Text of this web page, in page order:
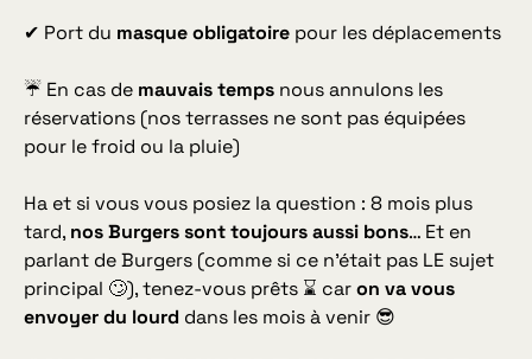
✔ Port du masque obligatoirepour les déplacements
☔ En cas de mauvais tempsnous annulons les
réservations (nos terrasses ne sont pas équipées
pour le froid ou la pluie)
Ha et si vous vous posiez la question : 8 mois plus
tard, nos Burgers sont toujours aussi bons… Et en
parlant de Burgers (comme si ce n’était pas LE sujet
principal 🙄), tenez-vous prêts ⌛ caron va vous
envoyer du lourd dans les mois à venir 😎